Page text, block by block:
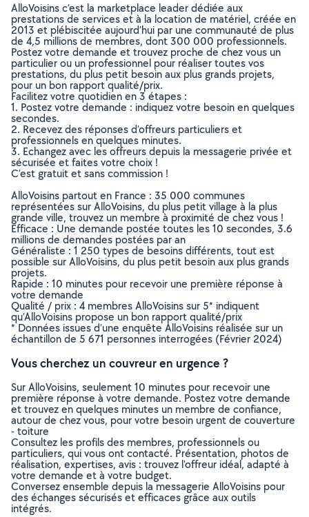
AlloVoisins c’est la marketplace leader dédiée aux
prestations de services et à la location de matériel, créée en
2013 et plébiscitée aujourd’hui par une communauté de plus
de 4,5 millions de membres, dont 300 000 professionnels.
Postez votre demande et trouvez proche de chez vous un
particulier ou un professionnel pour réaliser toutes vos
prestations, du plus petit besoin aux plus grands projets,
pour un bon rapport qualité/prix.
Facilitez votre quotidien en 3 étapes :
1. Postez votre demande : indiquez votre besoin en quelques
secondes.
2. Recevez des réponses d’offreurs particuliers et
professionnels en quelques minutes.
3. Echangez avec les offreurs depuis la messagerie privée et
sécurisée et faites votre choix !
C’est gratuit et sans commission !
AlloVoisins partout en France : 35 000 communes
représentées sur AlloVoisins, du plus petit village à la plus
grande ville, trouvez un membre à proximité de chez vous !
Efficace : Une demande postée toutes les 10 secondes, 3.6
millions de demandes postées par an
Généraliste : 1 250 types de besoins différents, tout est
possible sur AlloVoisins, du plus petit besoin aux plus grands
projets.
Rapide : 10 minutes pour recevoir une première réponse à
votre demande
Qualité / prix : 4 membres AlloVoisins sur 5* indiquent
qu’AlloVoisins propose un bon rapport qualité/prix
* Données issues d’une enquête AlloVoisins réalisée sur un
échantillon de 5 671 personnes interrogées (Février 2024)
Vous cherchez un couvreur en urgence ?
Sur AlloVoisins, seulement 10 minutes pour recevoir une
première réponse à votre demande. Postez votre demande
et trouvez en quelques minutes un membre de confiance,
autour de chez vous, pour votre besoin urgent de couverture
- toiture
Consultez les profils des membres, professionnels ou
particuliers, qui vous ont contacté. Présentation, photos de
réalisation, expertises, avis : trouvez l'offreur idéal, adapté à
votre demande et à votre budget.
Conversez ensemble depuis la messagerie AlloVoisins pour
des échanges sécurisés et efficaces grâce aux outils
intégrés.